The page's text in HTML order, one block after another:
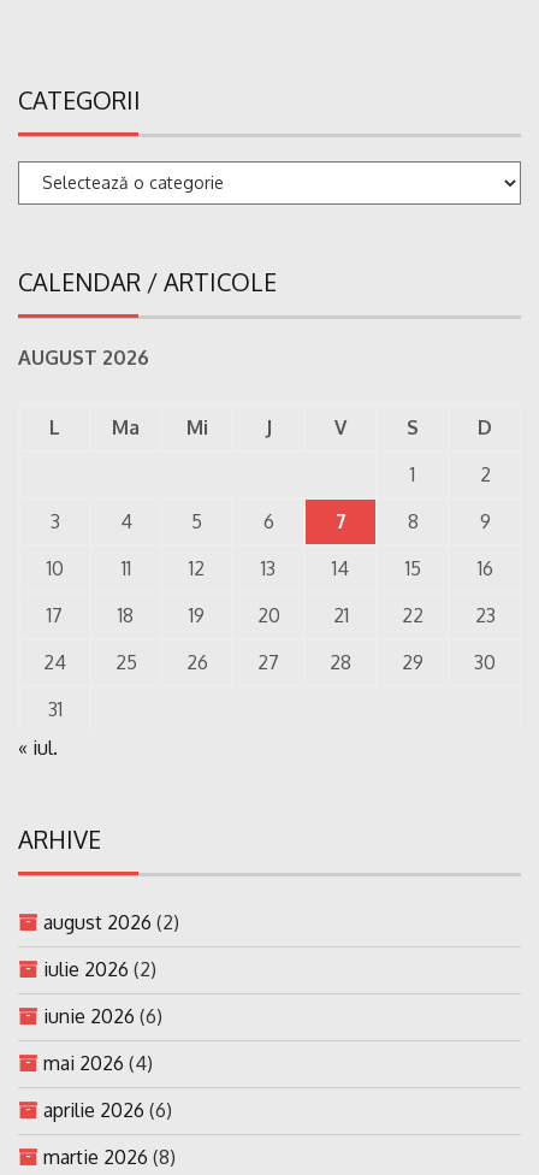
CATEGORII
Categorii
CALENDAR / ARTICOLE
AUGUST 2026
L Ma Mi J V S
D
1
2
3
4 5 6 7 8
9
10
11 12 13 14 15
16
17
18 19 20 21 22
23
24
25 26 27 28 29
30
31
« iul.
ARHIVE
august 2026 (2)
iulie 2026 (2)
iunie 2026 (6)
mai 2026 (4)
aprilie 2026 (6)
martie 2026 (8)